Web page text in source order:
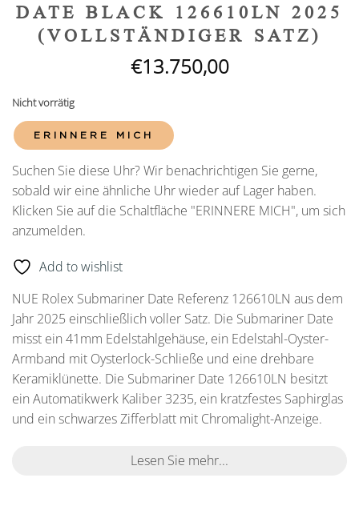
DATE BLACK 126610LN 2025
(VOLLSTÄNDIGER SATZ)
€13.750,00
Nicht vorrätig
ERINNERE MICH
Suchen Sie diese Uhr? Wir benachrichtigen Sie gerne,
sobald wir eine ähnliche Uhr wieder auf Lager haben.
Klicken Sie auf die Schaltfläche "ERINNERE MICH", um sich
anzumelden.
Add to wishlist
NUE Rolex Submariner Date Referenz 126610LN aus dem
Jahr 2025 einschließlich voller Satz. Die Submariner Date
misst ein 41mm Edelstahlgehäuse, ein Edelstahl-Oyster-
Armband mit Oysterlock-Schließe und eine drehbare
Keramiklünette. Die Submariner Date 126610LN besitzt
ein Automatikwerk Kaliber 3235, ein kratzfestes Saphirglas
und ein schwarzes Zifferblatt mit Chromalight-Anzeige.
Lesen Sie mehr...